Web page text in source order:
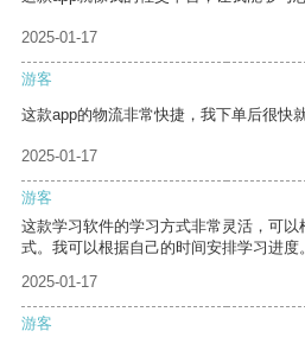
2025-01-17
游客
这款app的物流非常快捷，我下单后很快
2025-01-17
游客
这款学习软件的学习方式非常灵活，可
式。我可以根据自己的时间安排学习进度。
2025-01-17
游客